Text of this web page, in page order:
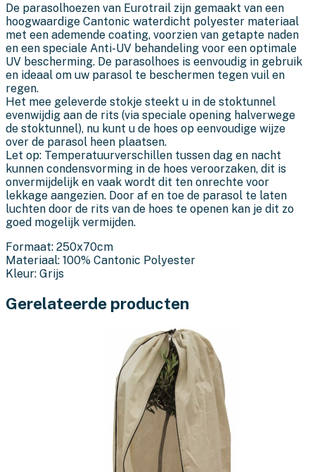
De parasolhoezen van Eurotrail zijn gemaakt van een
hoogwaardige Cantonic waterdicht polyester materiaal
met een ademende coating, voorzien van getapte naden
en een speciale Anti-UV behandeling voor een optimale
UV bescherming. De parasolhoes is eenvoudig in gebruik
en ideaal om uw parasol te beschermen tegen vuil en
regen.
Het mee geleverde stokje steekt u in de stoktunnel
evenwijdig aan de rits (via speciale opening halverwege
de stoktunnel), nu kunt u de hoes op eenvoudige wijze
over de parasol heen plaatsen.
Let op: Temperatuurverschillen tussen dag en nacht
kunnen condensvorming in de hoes veroorzaken, dit is
onvermijdelijk en vaak wordt dit ten onrechte voor
lekkage aangezien. Door af en toe de parasol te laten
luchten door de rits van de hoes te openen kan je dit zo
goed mogelijk vermijden.
Formaat: 250x70cm
Materiaal: 100% Cantonic Polyester
Kleur: Grijs
Gerelateerde producten